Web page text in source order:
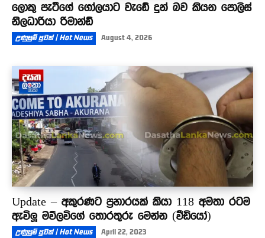
ලොකු පැටීගේ ගෝලයාට වැඩේ දුන් බව කියන පොලිස්
නිලධාරියා රිමාන්ඩ්
උණුසුම් පුවත් | Hot News August 4, 2026
Update – අකුරණට ප්‍රහාරයක් කියා 118 අමතා රටම
ඇවිලූ මව්ලවිගේ තොරතුරු මෙන්න (වීඩියෝ)
උණුසුම් පුවත් | Hot News April 22, 2023